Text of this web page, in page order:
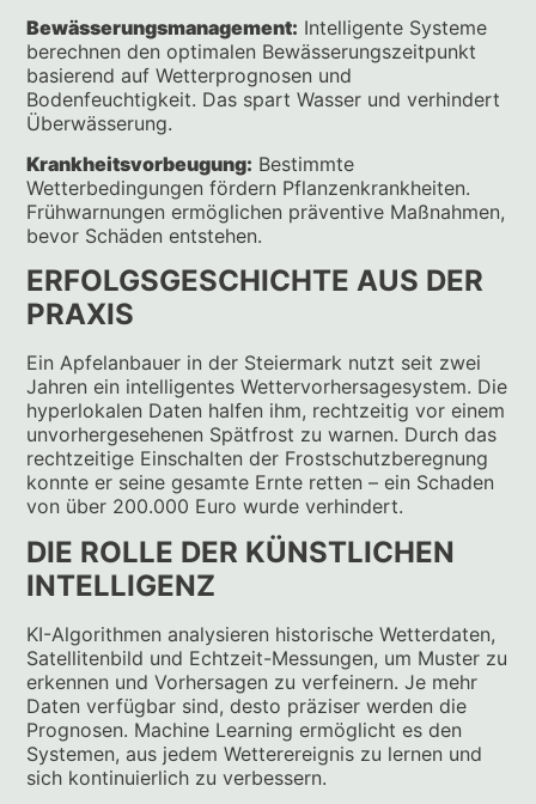
Bewässerungsmanagement: Intelligente Systeme
berechnen den optimalen Bewässerungszeitpunkt
basierend auf Wetterprognosen und
Bodenfeuchtigkeit. Das spart Wasser und verhindert
Überwässerung.
Krankheitsvorbeugung: Bestimmte
Wetterbedingungen fördern Pflanzenkrankheiten.
Frühwarnungen ermöglichen präventive Maßnahmen,
bevor Schäden entstehen.
ERFOLGSGESCHICHTE AUS DER
PRAXIS
Ein Apfelanbauer in der Steiermark nutzt seit zwei
Jahren ein intelligentes Wettervorhersagesystem. Die
hyperlokalen Daten halfen ihm, rechtzeitig vor einem
unvorhergesehenen Spätfrost zu warnen. Durch das
rechtzeitige Einschalten der Frostschutzberegnung
konnte er seine gesamte Ernte retten – ein Schaden
von über 200.000 Euro wurde verhindert.
DIE ROLLE DER KÜNSTLICHEN
INTELLIGENZ
KI-Algorithmen analysieren historische Wetterdaten,
Satellitenbild und Echtzeit-Messungen, um Muster zu
erkennen und Vorhersagen zu verfeinern. Je mehr
Daten verfügbar sind, desto präziser werden die
Prognosen. Machine Learning ermöglicht es den
Systemen, aus jedem Wetterereignis zu lernen und
sich kontinuierlich zu verbessern.